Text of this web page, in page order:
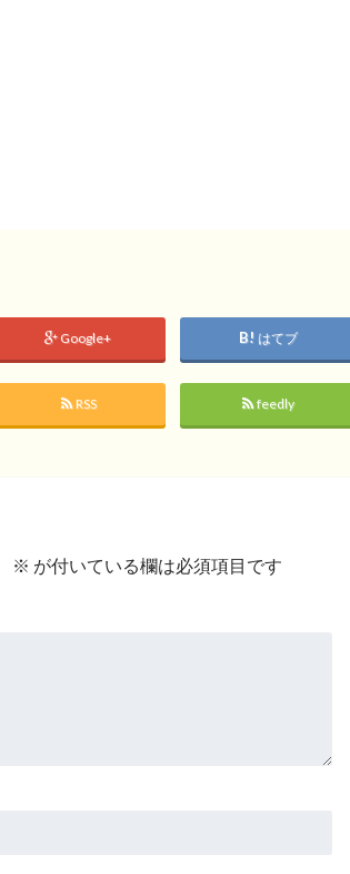
Google+ はてブ
RSS feedly
※ が付いている欄は必須項目です